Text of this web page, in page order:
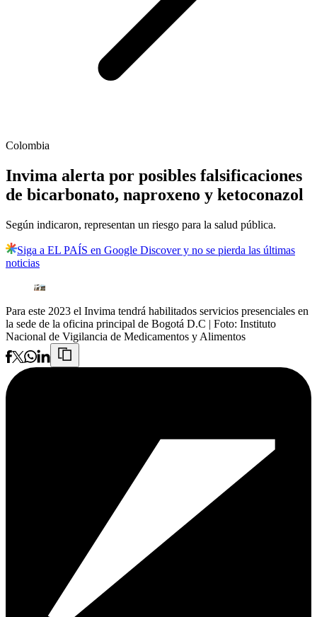
Colombia
Invima alerta por posibles falsificaciones
de bicarbonato, naproxeno y ketoconazol
Según indicaron, representan un riesgo para la salud pública.
Siga a EL PAÍS en Google Discover y no se pierda las últimas
noticias
Para este 2023 el Invima tendrá habilitados servicios presenciales en
la sede de la oficina principal de Bogotá D.C | Foto: Instituto
Nacional de Vigilancia de Medicamentos y Alimentos